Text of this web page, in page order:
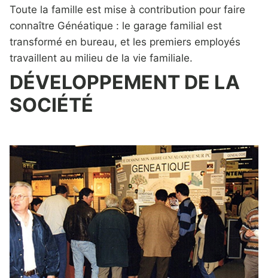
Toute la famille est mise à contribution pour faire
connaître Généatique : le garage familial est
transformé en bureau, et les premiers employés
travaillent au milieu de la vie familiale.
DÉVELOPPEMENT DE LA
SOCIÉTÉ